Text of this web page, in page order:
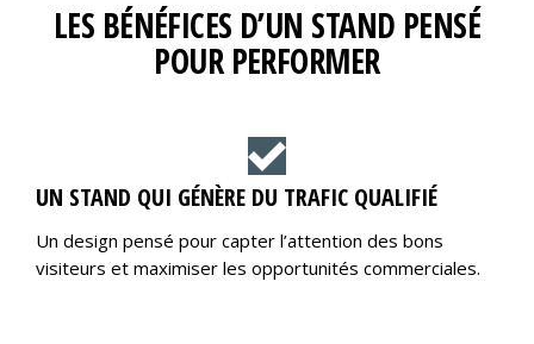
LES BÉNÉFICES D’UN STAND PENSÉ
POUR PERFORMER
UN STAND QUI GÉNÈRE DU TRAFIC QUALIFIÉ
Un design pensé pour capter l’attention des bons
visiteurs et maximiser les opportunités commerciales.